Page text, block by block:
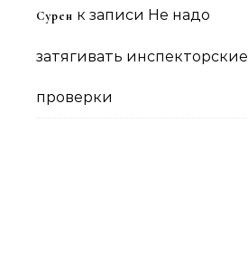
Сурен к записи Не надо
затягивать инспекторские
проверки